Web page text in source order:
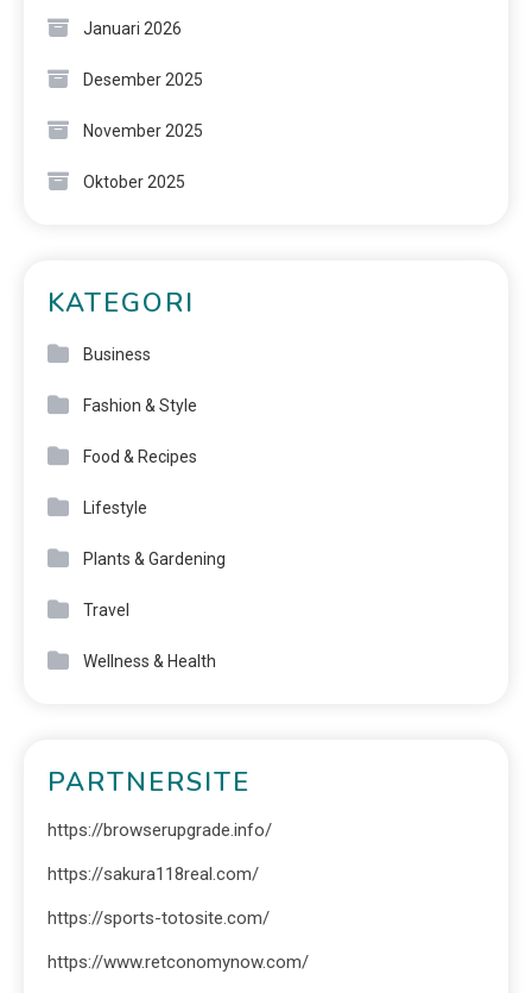
Januari 2026
Desember 2025
November 2025
Oktober 2025
KATEGORI
Business
Fashion & Style
Food & Recipes
Lifestyle
Plants & Gardening
Travel
Wellness & Health
PARTNERSITE
https://browserupgrade.info/
https://sakura118real.com/
https://sports-totosite.com/
https://www.retconomynow.com/